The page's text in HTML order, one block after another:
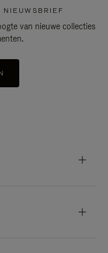
van nieuwe collecties